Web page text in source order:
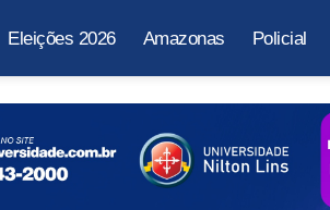
Eleições 2026 Amazonas Policial